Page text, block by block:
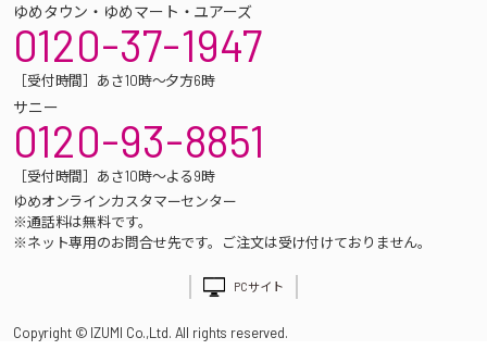
ゆめタウン・ゆめマート・ユアーズ
0120-37-1947
［受付時間］あさ10時～夕方6時
サニー
0120-93-8851
［受付時間］あさ10時～よる9時
ゆめオンラインカスタマーセンター
※通話料は無料です。
※ネット専用のお問合せ先です。ご注文は受け付けておりません。
PCサイト
Copyright © IZUMI Co.,Ltd. All rights reserved.